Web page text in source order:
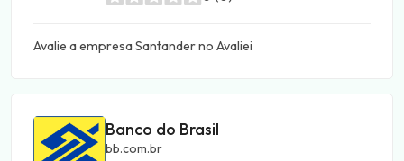
Avalie a empresa Santander no Avaliei
Banco do Brasil
bb.com.br